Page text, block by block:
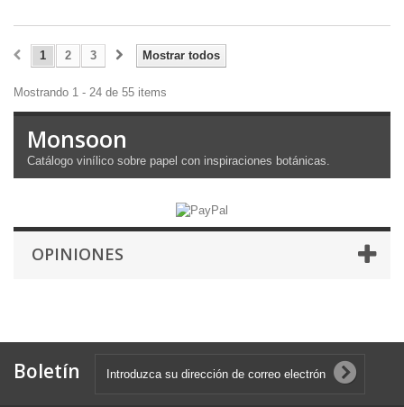
Mostrar todos
1 2 3
Mostrando 1 - 24 de 55 items
Monsoon
Catálogo vinílico sobre papel con inspiraciones botánicas.
OPINIONES
Boletín